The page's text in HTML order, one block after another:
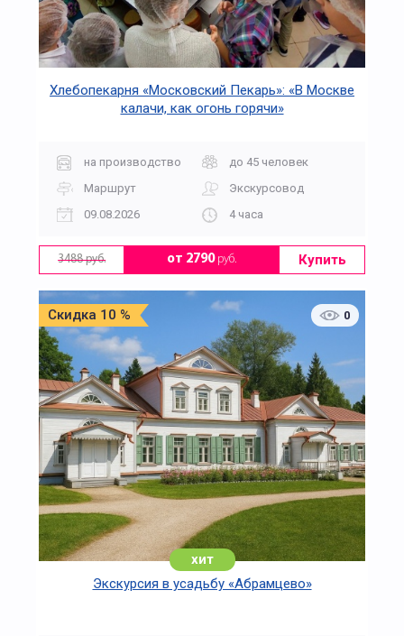
Хлебопекарня «Московский Пекарь»: «В Москве
калачи, как огонь горячи»
на производство
до 45 человек
Маршрут
Экскурсовод
09.08.2026
4 часа
3488 руб. от 2790руб. Купить
Скидка 10 % 0
хит
Экскурсия в усадьбу «Абрамцево»